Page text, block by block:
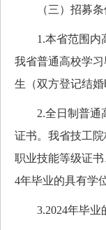
（三）招募条
1.本省范围内高
我省普通高校学
生（双方登记结婚
2.全日制普通高
证书。我省技工
职业技能等级证
4年毕业的具有学
3.2024年毕业的